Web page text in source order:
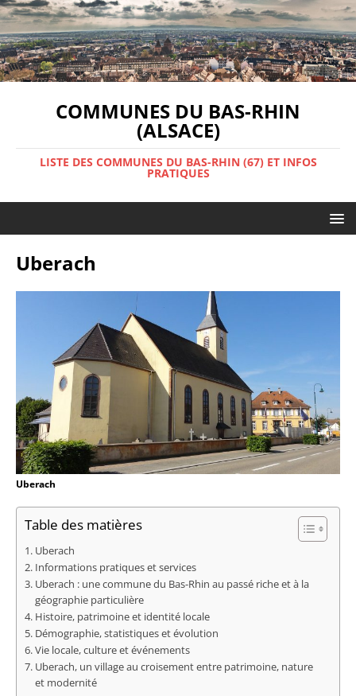
COMMUNES DU BAS-RHIN
(ALSACE)
LISTE DES COMMUNES DU BAS-RHIN (67) ET INFOS
PRATIQUES
Uberach
Uberach
Table des matières
Uberach
Informations pratiques et services
Uberach : une commune du Bas-Rhin au passé riche et à la
géographie particulière
Histoire, patrimoine et identité locale
Démographie, statistiques et évolution
Vie locale, culture et événements
Uberach, un village au croisement entre patrimoine, nature
et modernité